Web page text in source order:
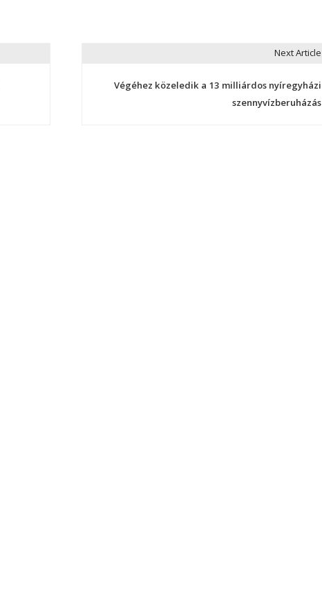
Next Article
Végéhez közeledik a 13 milliárdos nyíregyházi
szennyvízberuházás